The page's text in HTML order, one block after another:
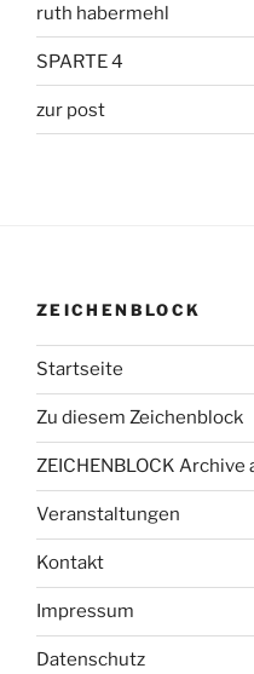
ruth habermehl
SPARTE 4
zur post
ZEICHENBLOCK
Startseite
Zu diesem Zeichenblock
ZEICHENBLOCK
Veranstaltungen
Kontakt
Impressum
Datenschutz